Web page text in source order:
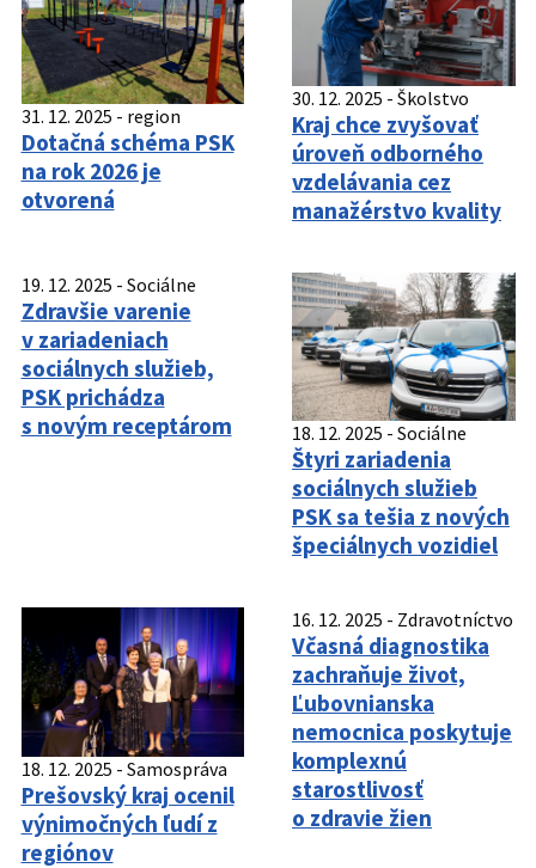
31. 12. 2025 - region
Dotačná schéma PSK
na rok 2026 je
otvorená
30. 12. 2025 - Školstvo
Kraj chce zvyšovať
úroveň odborného
vzdelávania cez
manažérstvo kvality
19. 12. 2025 - Sociálne
Zdravšie varenie
v zariadeniach
sociálnych služieb,
PSK prichádza
s novým receptárom
18. 12. 2025 - Sociálne
Štyri zariadenia
sociálnych služieb
PSK sa tešia z nových
špeciálnych vozidiel
18. 12. 2025 - Samospráva
Prešovský kraj ocenil
výnimočných ľudí z
regiónov
16. 12. 2025-Zdravotníctvo
Včasná diagnostika
zachraňuje život,